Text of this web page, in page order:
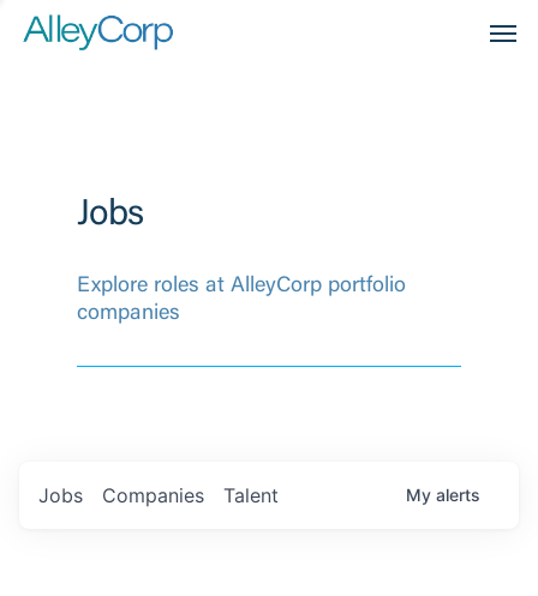
Jobs
Explore roles at AlleyCorp portfolio
companies
Jobs Companies Talent My alerts